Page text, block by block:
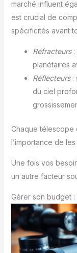
marché influent
est crucial de
spécificités avant
Réfracteurs:
planétaires
Réflecteurs:
du ciel
Chaque télescope
l’importance de
Une fois vos
un autre facteur
Gérer son budget